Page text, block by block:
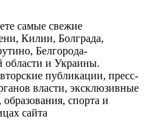
самые свежие
Килии, Болграда,
Белгорода-
области и Украины.
публикации, пресс-
власти, эксклюзивные
спорта и
сайта